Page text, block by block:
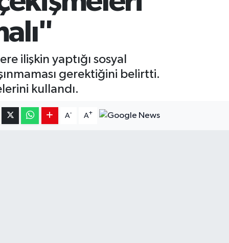
ilişkin yaptığı sosyal
gerektiğini belirtti.
kullandı.
A- A+